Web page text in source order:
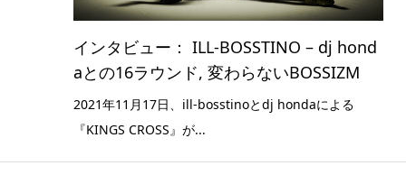
インタビュー： ILL-BOSSTINO – dj hond
aとの16ラウンド, 変わらないBOSSIZM
2021年11月17日、ill-bosstinoとdj hondaによる
『KINGS CROSS』が...